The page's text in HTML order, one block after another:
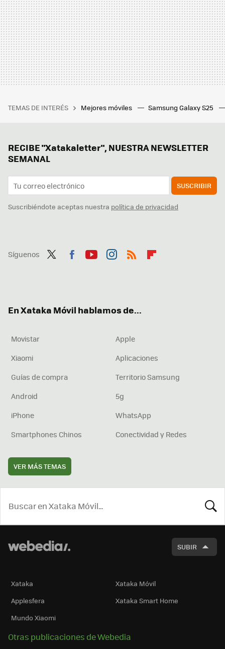
TEMAS DE INTERÉS Mejores móviles Samsung Galaxy S25
RECIBE "Xatakaletter", NUESTRA NEWSLETTER
SEMANAL
SUSCRIBIR
Suscribiéndote aceptas nuestra política de privacidad
Síguenos
En Xataka Móvil hablamos de...
Movistar
Apple
Xiaomi
Aplicaciones
Guías de compra
Territorio Samsung
Android
5g
iPhone
WhatsApp
Smartphones Chinos
Conectividad y Redes
VER MÁS TEMAS
SUBIR
Xataka
Xataka Móvil
Applesfera
Xataka Smart Home
Mundo Xiaomi
Otras publicaciones de Webedia